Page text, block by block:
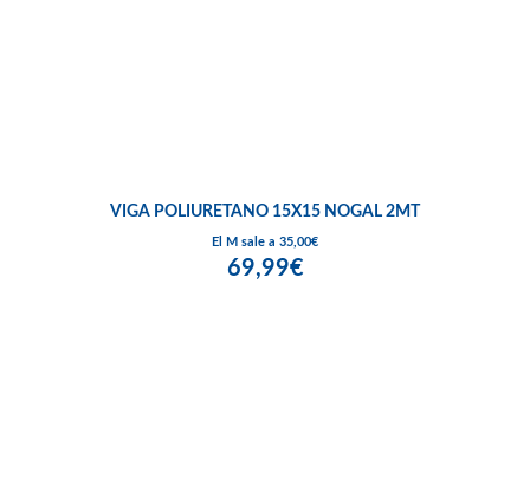
VIGA POLIURETANO 15X15 NOGAL 2MT
El M sale a 35,00€
69,99€